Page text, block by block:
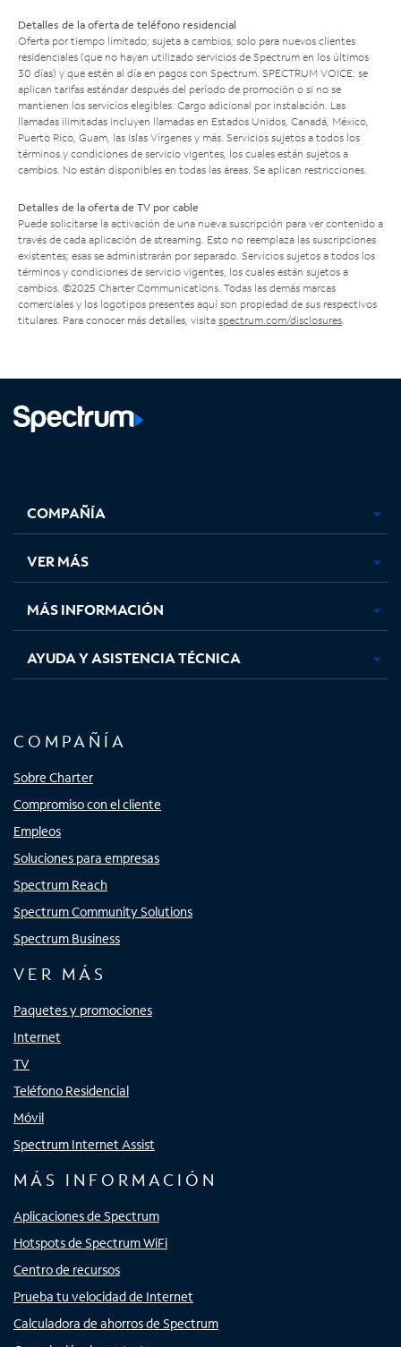
Detalles de la oferta de teléfono residencial
Oferta por tiempo limitado; sujeta a cambios; solo para nuevos clientes
residenciales (que no hayan utilizado servicios de Spectrum en los últimos
30 días) y que estén al día en pagos con Spectrum. SPECTRUM VOICE: se
aplican tarifas estándar después del período de promoción o si no se
mantienen los servicios elegibles. Cargo adicional por instalación. Las
llamadas ilimitadas incluyen llamadas en Estados Unidos, Canadá, México,
Puerto Rico, Guam, las Islas Vírgenes y más. Servicios sujetos a todos los
términos y condiciones de servicio vigentes, los cuales están sujetos a
cambios. No están disponibles en todas las áreas. Se aplican restricciones.
Detalles de la oferta de TV por cable
Puede solicitarse la activación de una nueva suscripción para ver contenido a
través de cada aplicación de streaming. Esto no reemplaza las suscripciones
existentes; esas se administrarán por separado. Servicios sujetos a todos los
términos y condiciones de servicio vigentes, los cuales están sujetos a
cambios. ©2025 Charter Communications. Todas las demás marcas
comerciales y los logotipos presentes aquí son propiedad de sus respectivos
titulares. Para conocer más detalles, visita spectrum.com/disclosures
abre
en
pestaña
nueva
abre
en
pestaña
nueva
abre
en
pestaña
nueva
en
nueva
COMPAÑÍA
VER MÁS
MÁS INFORMACIÓN
AYUDA Y ASISTENCIA TÉCNICA
COMPAÑÍA
Sobre Charter
Compromiso con el cliente
Empleos
Soluciones para empresas
Spectrum Reach
Spectrum Community Solutions
Spectrum Business
VER MÁS
Paquetes y promociones
Internet
TV
Teléfono Residencial
Móvil
Spectrum Internet Assist
MÁS INFORMACIÓN
Aplicaciones de Spectrum
Hotspots de Spectrum WiFi
Centro de recursos
Prueba tu velocidad de Internet
Calculadora de ahorros de Spectrum